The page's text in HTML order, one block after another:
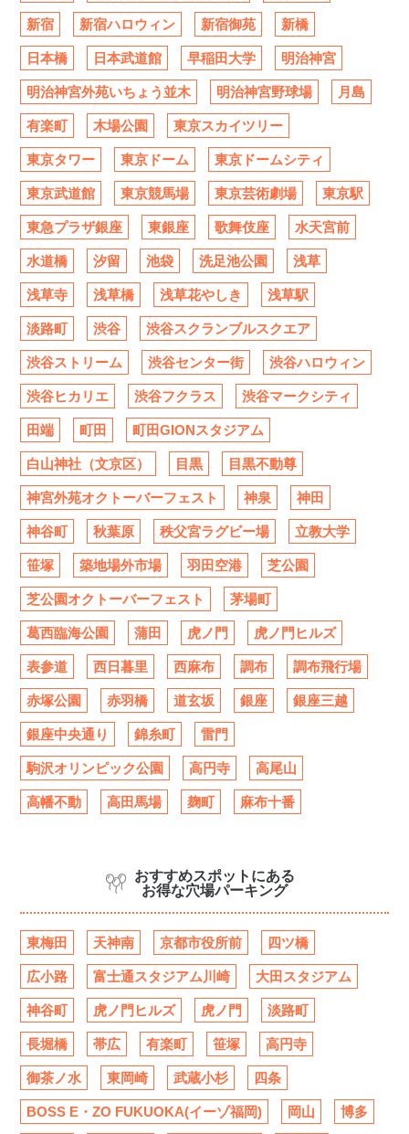
新宿 新宿ハロウィン 新宿御苑 新橋
日本橋 日本武道館 早稲田大学 明治神宮
明治神宮外苑いちょう並木 明治神宮野球場 月島
有楽町 木場公園 東京スカイツリー
東京タワー 東京ドーム 東京ドームシティ
東京武道館 東京競馬場 東京芸術劇場 東京駅
東急プラザ銀座 東銀座 歌舞伎座 水天宮前
水道橋 汐留 池袋 洗足池公園 浅草
浅草寺 浅草橋 浅草花やしき 浅草駅
淡路町 渋谷 渋谷スクランブルスクエア
渋谷ストリーム 渋谷センター街 渋谷ハロウィン
渋谷ヒカリエ 渋谷フクラス 渋谷マークシティ
田端 町田 町田GIONスタジアム
白山神社（文京区） 目黒 目黒不動尊
神宮外苑オクトーバーフェスト 神泉 神田
神谷町 秋葉原 秩父宮ラグビー場 立教大学
笹塚 築地場外市場 羽田空港 芝公園
芝公園オクトーバーフェスト 茅場町
葛西臨海公園 蒲田 虎ノ門 虎ノ門ヒルズ
表参道 西日暮里 西麻布 調布 調布飛行場
赤塚公園 赤羽橋 道玄坂 銀座 銀座三越
銀座中央通り 錦糸町 雷門
駒沢オリンピック公園 高円寺 高尾山
高幡不動 高田馬場 麹町 麻布十番
おすすめスポットにある
お得な穴場パーキング
東梅田 天神南 京都市役所前 四ツ橋
広小路 富士通スタジアム川崎 大田スタジアム
神谷町 虎ノ門ヒルズ 虎ノ門 淡路町
長堀橋 帯広 有楽町 笹塚 高円寺
御茶ノ水 東岡崎 武蔵小杉 四条
BOSS E・ZO FUKUOKA(イーゾ福岡) 岡山 博多